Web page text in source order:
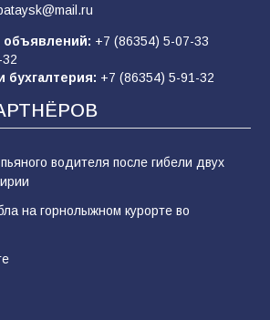
в детском саду: как
Нептуна
+7 (86354) 5-07-33
бухгалтерия: +7 (86354) 5-91-32
водителя после гибели двух
на горнолыжном курорте во